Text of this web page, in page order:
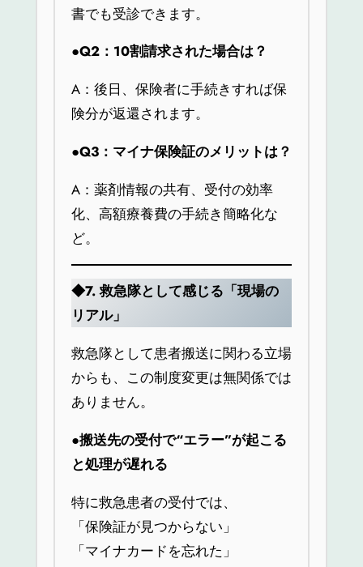
書でも受診できます。
●Q2：10割請求された場合は？
A：後日、保険者に手続きすれば保
険分が返還されます。
●Q3：マイナ保険証のメリットは？
A：薬剤情報の共有、受付の効率
化、高額療養費の手続き簡略化な
ど。
◆7.救急隊として感じる「現場の
リアル」
救急隊として患者搬送に関わる立場
からも、この制度変更は無関係では
ありません。
●搬送先の受付で“エラー”が起こる
と処理が遅れる
特に救急患者の受付では、
「保険証が見つからない」
「マイナカードを忘れた」